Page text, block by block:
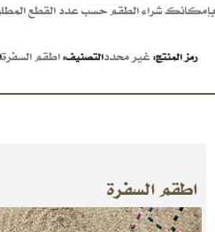
بإمكانك شراء الطقم حسب عدد القطع
رمز المنتج:غير محددالتصنيف:اطقم السفرة
اطقم السفرة